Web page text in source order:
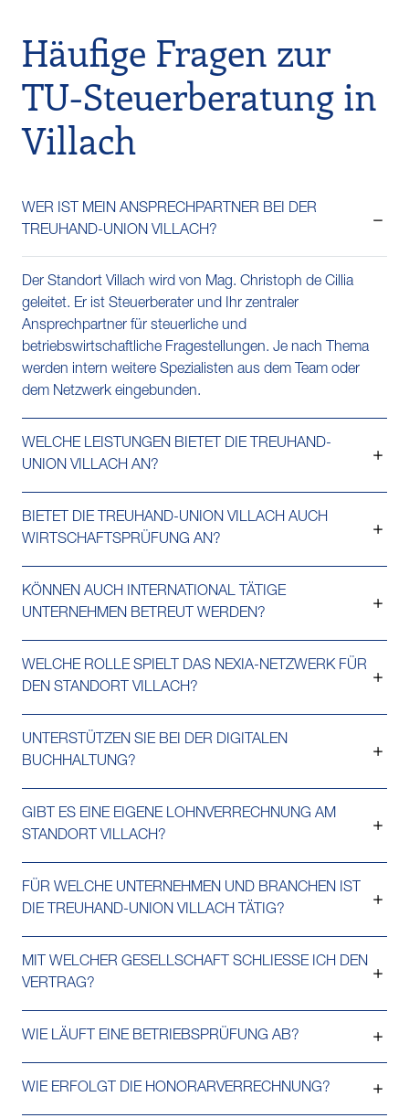
Häufige Fragen zur
TU-Steuerberatung in
Villach
WER IST MEIN ANSPRECHPARTNER BEI DER
TREUHAND-UNION VILLACH?
Der Standort Villach wird von Mag. Christoph de Cillia
geleitet. Er ist Steuerberater und Ihr zentraler
Ansprechpartner für steuerliche und
betriebswirtschaftliche Fragestellungen. Je nach Thema
werden intern weitere Spezialisten aus dem Team oder
dem Netzwerk eingebunden.
WELCHE LEISTUNGEN BIETET DIE TREUHAND-
UNION VILLACH AN?
BIETET DIE TREUHAND-UNION VILLACH AUCH
WIRTSCHAFTSPRÜFUNG AN?
KÖNNEN AUCH INTERNATIONAL TÄTIGE
UNTERNEHMEN BETREUT WERDEN?
WELCHE ROLLE SPIELT DAS NEXIA-NETZWERK FÜR
DEN STANDORT VILLACH?
UNTERSTÜTZEN SIE BEI DER DIGITALEN
BUCHHALTUNG?
GIBT ES EINE EIGENE LOHNVERRECHNUNG AM
STANDORT VILLACH?
FÜR WELCHE UNTERNEHMEN UND BRANCHEN IST
DIE TREUHAND-UNION VILLACH TÄTIG?
MIT WELCHER GESELLSCHAFT SCHLIESSE ICH DEN
VERTRAG?
WIE LÄUFT EINE BETRIEBSPRÜFUNG AB?
WIE ERFOLGT DIE HONORARVERRECHNUNG?